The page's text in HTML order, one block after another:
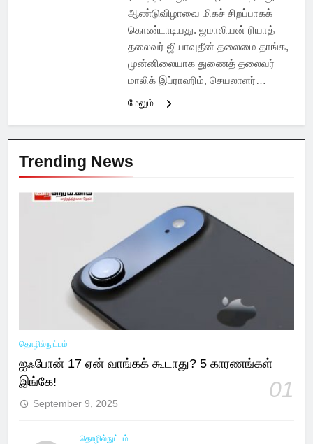
ஆண்டுவிழாவை மிகச் சிறப்பாகக்
கொண்டாடியது. ஜமாலியன் ரியாத்
தலைவர் ஜியாவுதீன் தலைமை தாங்க,
முன்னிலையாக துணைத் தலைவர்
மாலிக் இப்ராஹிம், செயலாளர்…
மேலும்...
Trending News
தொழில்நுட்பம்
ஐஃபோன் 17 ஏன் வாங்கக் கூடாது? 5 காரணங்கள்
இங்கே!
01
September 9, 2025
தொழில்நுட்பம்